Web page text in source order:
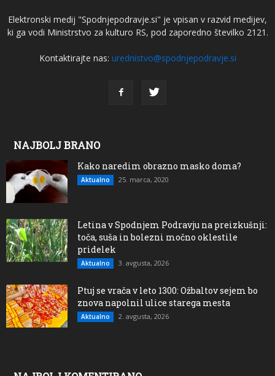
Elektronski medij "Spodnjepodravje.si" je vpisan v razvid medijev,
ki ga vodi Ministrstvo za kulturo RS, pod zaporedno številko 2121.
Kontaktirajte nas: urednistvo@spodnjepodravje.si
NAJBOLJ BRANO
Kako naredim obrazno masko doma?
Aktualno 25. marca, 2020
Letina v Spodnjem Podravju na preizkušnji:
toča, suša in bolezni močno oklestile
pridelek
Aktualno 3. avgusta, 2026
Ptuj se vrača v leto 1300: Ožbaltov sejem bo
znova napolnil ulice starega mesta
Aktualno 2. avgusta, 2026